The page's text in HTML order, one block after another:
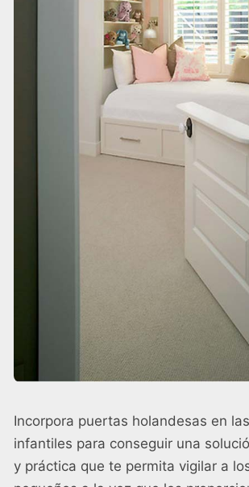
Incorpora puertas holandesas en
infantiles para conseguir una
y práctica que te permita vigilar a